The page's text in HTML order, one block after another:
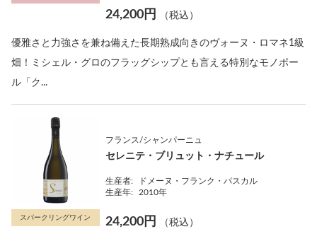
24,200円 （税込）
優雅さと力強さを兼ね備えた長期熟成向きのヴォーヌ・ロマネ1級
畑！ミシェル・グロのフラッグシップとも言える特別なモノポー
ル「ク...
スパークリングワイン
フランス/シャンパーニュ
セレニテ・ブリュット・ナチュール
生産者:
ドメーヌ・フランク・パスカル
生産年:
2010年
24,200円 （税込）